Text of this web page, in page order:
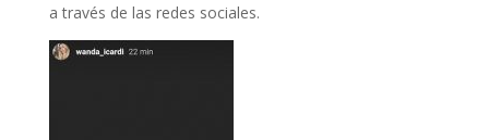
a través de las redes sociales.